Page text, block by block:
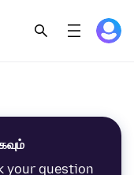
your question